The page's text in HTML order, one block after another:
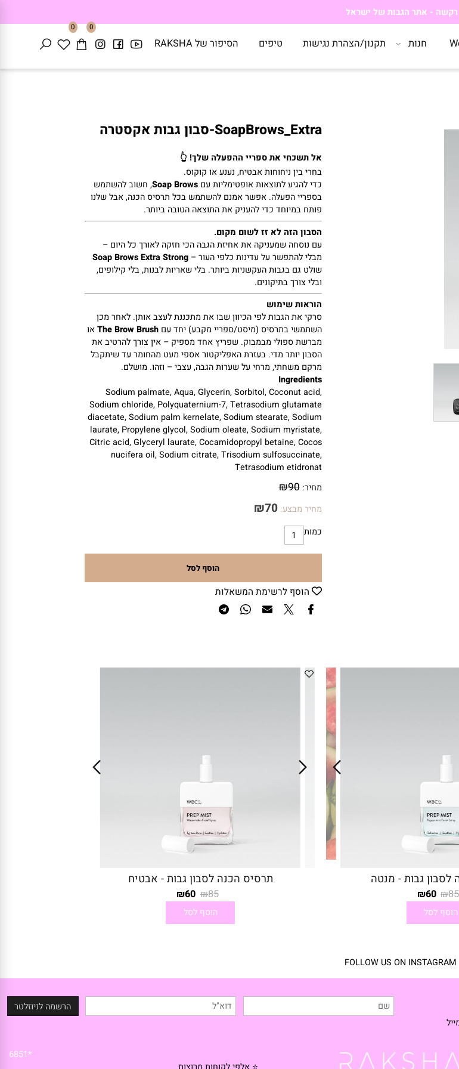
- אתר הגבות של ישראל
0 0
חנות תקנון/הצהרת נגישות טיפים הסיפור של RAKSHA
SoapBrows_Extra-סבון גבות אקסטרה
תשכחיאתספריי ההפעלהשלך! 👆
בחריביןניחוחותאבטיח,נענעאוקוקוס.
כדילהגיעלתוצאותאופטימליותעם SoapBrows
,חשובלהשתמש
בספרייהפעלה.אפשראמנםלהשתמשבכלתרסיסהכנה, אבל
פותחבמיוחדכדילהעניקאתהתוצאההטובהביותר.
הסבון הזהלאזזלשוםמקום.
נוסחהשמעניקהאתאחיזתהגבההכיחזקהלאורךכלהיום –
מבלילהתפשרעלעדינותכלפיהעור – SoapBrowsExtraStrong
שולטגםבגבותהעקשניות
ובליצורךבתיקונים.
הוראותשימוש
סרקיאתהגבותלפיהכיווןשבואתמתכננתלעצבאותן.לאחרמכן
השתמשיבתרסיס (מיסט/ספריימקבע)יחדעם TheBrowBrush
או
מברשתספולימבמבוק.שפריץאחדמספיק –איןצורךלהרטיבאת
הסבוןיותרמדי.בעזרת האפליקטוראספימעט מהחומרעדשיתקבל
מרקםמשחתי,מרחי
Ingredients
Sodium palmate, Aqua, Glycerin, Sorbitol, Coconut acid,
Sodium chloride, Polyquaternium-7, Tetrasodium glutamate
diacetate, Sodium palm kernelate, Sodium stearate, Sodium
laurate, Propylene glycol, Sodium oleate, Sodium myristate,
Citric acid, Glyceryl laurate, Cocamidopropyl betaine, Cocos
nucifera oil, Sodium citrate, Trisodium sulfosuccinate,
Tetrasodium etidronat
מחיר:
₪90
מחיר מבצע:70
כמות
הוסף לסל
הוסף לרשימת המשאלות
גבות - מנטה תרסיס הכנה לסבון גבות - אבטיח
FOLLOW US ON